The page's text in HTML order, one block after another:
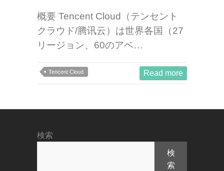
概要 Tencent Cloud（テンセント
クラウド/腾讯云）は世界各国（27
リージョン、60のアベ…
Tencent Cloud Read more
検索
検
索